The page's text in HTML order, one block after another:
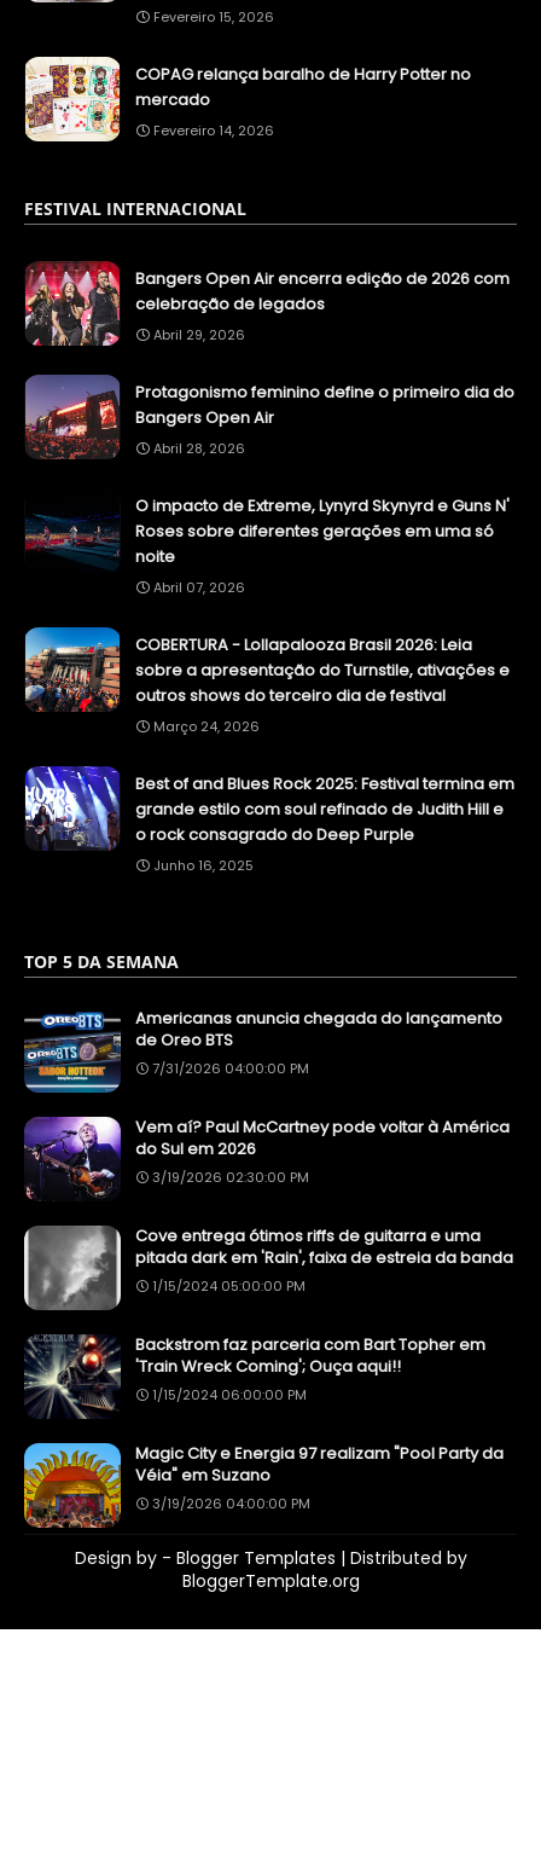
Fevereiro 15, 2026
COPAG relança baralho de Harry Potter no
mercado
Fevereiro 14, 2026
FESTIVAL INTERNACIONAL
Bangers Open Air encerra edição de 2026 com
celebração de legados
Abril 29, 2026
Protagonismo feminino define o primeiro dia do
Bangers Open Air
Abril 28, 2026
O impacto de Extreme, Lynyrd Skynyrd e Guns N'
Roses sobre diferentes gerações em uma só
noite
Abril 07, 2026
COBERTURA - Lollapalooza Brasil 2026: Leia
sobre a apresentação do Turnstile, ativações e
outros shows do terceiro dia de festival
Março 24, 2026
Best of and Blues Rock 2025: Festival termina em
grande estilo com soul refinado de Judith Hill e
o rock consagrado do Deep Purple
Junho 16, 2025
TOP 5 DA SEMANA
Americanas anuncia chegada do lançamento
de Oreo BTS
7/31/2026 04:00:00 PM
Vem aí? Paul McCartney pode voltar à América
do Sul em 2026
3/19/2026 02:30:00 PM
Cove entrega ótimos riffs de guitarra e uma
pitada dark em 'Rain', faixa de estreia da banda
1/15/2024 05:00:00 PM
Backstrom faz parceria com Bart Topher em
'Train Wreck Coming'; Ouça aqui!!
1/15/2024 06:00:00 PM
Magic City e Energia 97 realizam "Pool Party da
Véia" em Suzano
3/19/2026 04:00:00 PM
Design by - Blogger Templates | Distributed by
BloggerTemplate.org